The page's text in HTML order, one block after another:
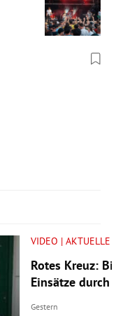
VIDEO | AKTUELLE
Rotes Kreuz:
Einsätze durch
Gestern